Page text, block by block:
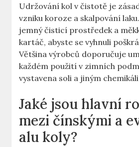
Udržování kol v čistotě je
vzniku koroze a skalpování
jemný čisticí prostředek a
kartáč, abyste se vyhnuli
Většina výrobců doporučuje
každém použití v zimních
vystavena soli a jiným
Jaké jsou hlavní
mezi čínskými a
alu koly?